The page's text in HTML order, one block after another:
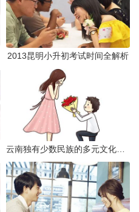
2013昆明小升初考试时间全解析